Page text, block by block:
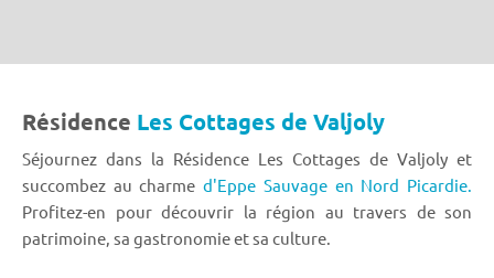
Résidence Les Cottages de Valjoly
Séjournez dans la Résidence Les Cottages de Valjoly et
succombez au charmed'Eppe Sauvage en Nord Picardie.
Profitez-en pour découvrir la région au travers de son
patrimoine, sa gastronomie et sa culture.